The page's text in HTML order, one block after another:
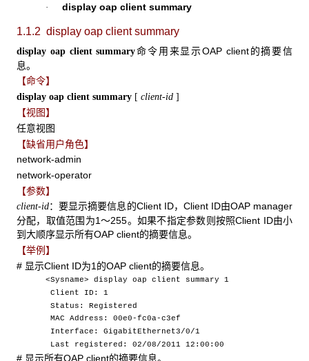
· display oap client summary
1.1.2 display oap client summary
display oap client summary命令用来显示OAP client的摘要信
息。
【命令】
display oap client summary [ client-id ]
【视图】
任意视图
【缺省用户角色】
network-admin
network-operator
【参数】
client-id：要显示摘要信息的Client ID，Client ID由OAP manager
分配，取值范围为1～255。如果不指定参数则按照Client ID由小
到大顺序显示所有OAP client的摘要信息。
【举例】
# 显示Client ID为1的OAP client的摘要信息。
<Sysname> display oap client summary 1
Client ID: 1
Status: Registered
MAC Address: 00e0-fc0a-c3ef
Interface: GigabitEthernet3/0/1
Last registered: 02/08/2011 12:00:00
# 显示所有OAP client的摘要信息。